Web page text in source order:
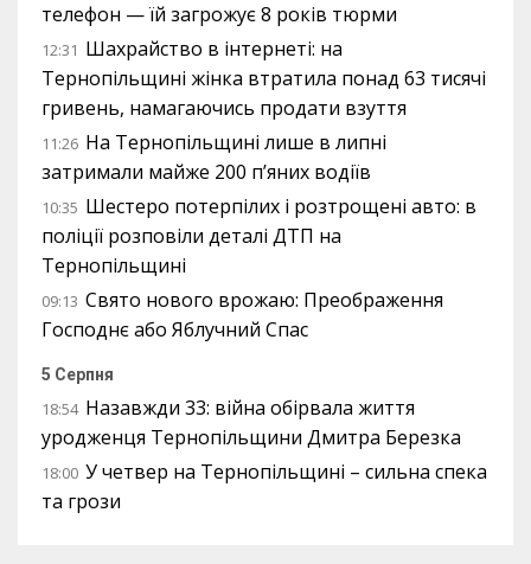
телефон — їй загрожує 8 років тюрми
12:31 Шахрайство в інтернеті: на
Тернопільщині жінка втратила понад 63 тисячі
гривень, намагаючись продати взуття
11:26 На Тернопільщині лише в липні
затримали майже 200 п’яних водіїв
10:35 Шестеро потерпілих і розтрощені авто: в
поліції розповіли деталі ДТП на
Тернопільщині
09:13 Свято нового врожаю: Преображення
Господнє або Яблучний Спас
5 Серпня
18:54 Назавжди 33: війна обірвала життя
уродженця Тернопільщини Дмитра Березка
18:00 У четвер на Тернопільщині – сильна спека
та грози